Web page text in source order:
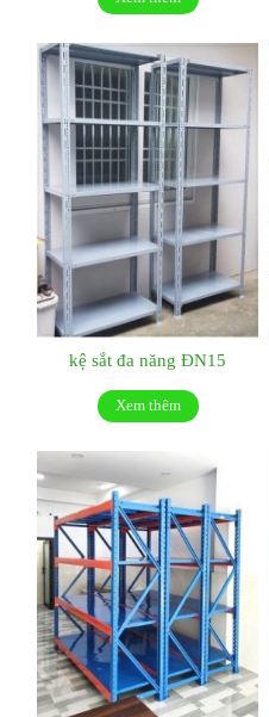
kệ sắt đa năng ĐN15
Xem thêm